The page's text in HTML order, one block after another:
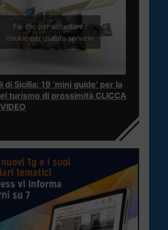
Fai clic per accettare i
cookie per questo servizio
di Sicilia: 19 ‘mini guide’ per la
turismo di prossimità CLICCA